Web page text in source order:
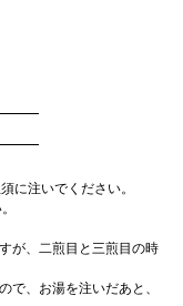
に注いでください。
が、二煎目と三煎目の時
で、お湯を注いだあと、